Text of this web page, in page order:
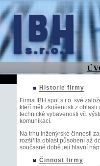
Historie firmy
Firma IBH spol.s r.o. své
kteří měli zkušenosti z
technické vybavenosti vč.
komunikací.
Na trhu inženýrské činnosti
rozšířila oblast působení až
současné době její hlavní
Činnost firmy